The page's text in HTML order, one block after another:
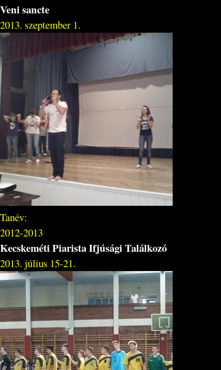
Veni sancte
2013. szeptember 1.
Tanév:
2012-2013
Kecskeméti Piarista Ifjúsági Találkozó
2013. július 15-21.